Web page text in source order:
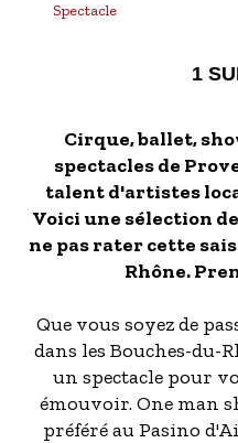
Spectacle
1
Cirque, ballet,
spectacles de
talent d'artistes
Voici une sélection
ne pas rater cette
Rhône.
Que vous soyez de
dans les Bouches-du-
un spectacle pour
émouvoir. One man
préféré au Pasino